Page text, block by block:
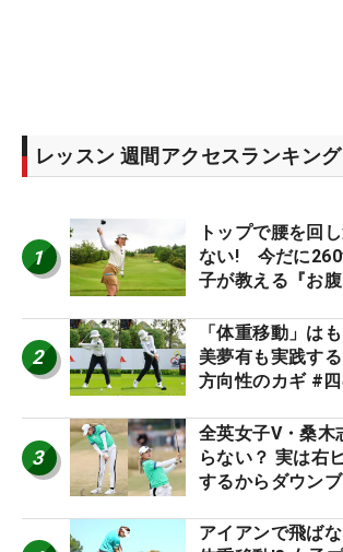
レッスン 週間アクセスランキング
1
トップで腰を回
ない! 今だに
子が教える『お腹
2
「体重移動」は
美夢有も実践す
方向性のカギ #
3
全英女子V・桑木
らない？ 実は右
するからダウン
アイアンで飛ば